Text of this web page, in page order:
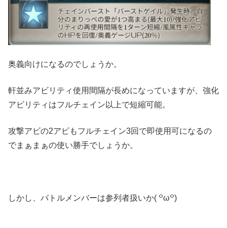
奥義向けになるのでしょうか。
軒並みアビリティ使用間隔が長めになっていますが、強化
アビリティはフルチェイン以上で短縮可能。
攻撃アビの2アビもフルチェイン3回で即使用可になるの
でまぁまぁの使い勝手でしょうか。
しかし、バトルメンバーは参列者扱いか( ꒪ω꒪)